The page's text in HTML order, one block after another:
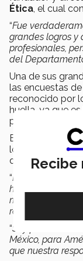
Ética , el cual
“Fue
grandes logros y
profesionales,
del
Una de sus
las encuestas
reconocido por
huella, ya que
paso por el Tec.
El haber ganado
logro que
durante la
“Este premio yo
hermanos
murieron por el
reconocimiento
“Soy parte de un
México, para
que nuestra